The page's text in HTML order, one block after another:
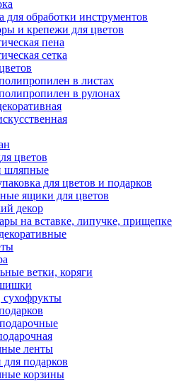
для обработки инструментов
и крепежи для цветов
пена
сетка
в листах
в рулонах
цветов
шляпные
для цветов и подарков
ящики для цветов
декор
на вставке, липучке, прищепке
ветки, коряги
ленты
подарков
корзины